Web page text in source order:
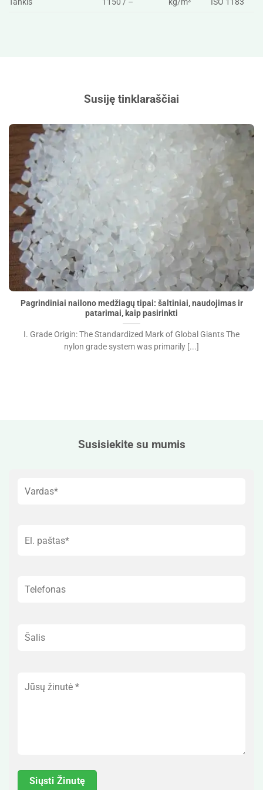
Tankis
1150 / – kg/m³ ISO 1183
Susiję tinklaraščiai
Pagrindiniai nailono medžiagų tipai: šaltiniai, naudojimas
ir patarimai, kaip pasirinkti">
Pagrindiniai nailono medžiagų tipai: šaltiniai, naudojimas ir
patarimai, kaip pasirinkti
I. Grade Origin: The Standardized Mark of Global Giants The
nylon grade system was primarily [...]
Susisiekite su mumis